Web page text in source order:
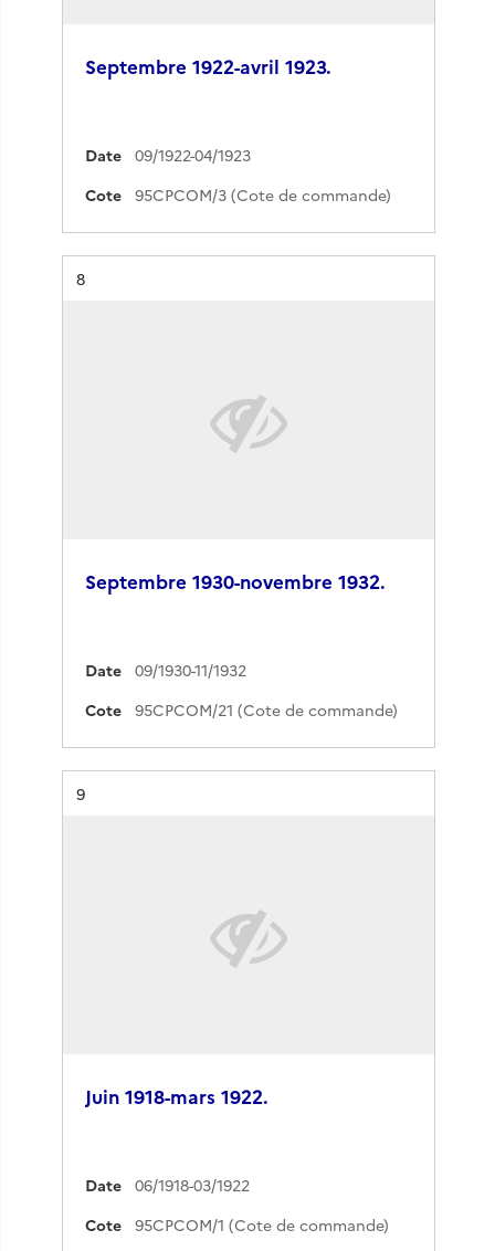
Septembre 1922-avril 1923.
Date
09/1922-04/1923
Cote
95CPCOM/3 (Cote de commande)
Résultat n°
8
Septembre 1930-novembre 1932.
Date
09/1930-11/1932
Cote
95CPCOM/21 (Cote de commande)
Résultat n°
9
Juin 1918-mars 1922.
Date
06/1918-03/1922
Cote
95CPCOM/1 (Cote de commande)